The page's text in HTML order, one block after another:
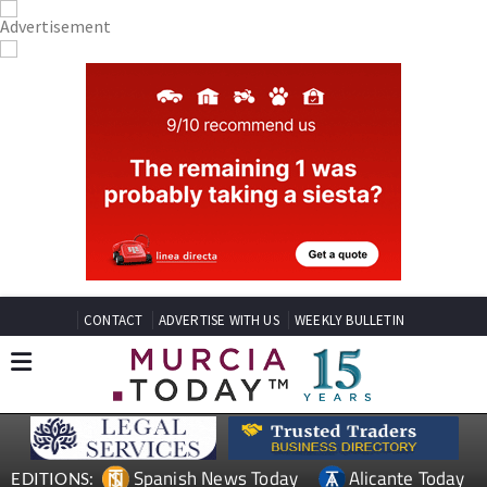
CONTACT ADVERTISE WITH US WEEKLY BULLETIN
EDITIONS: Spanish News Today Alicante Today